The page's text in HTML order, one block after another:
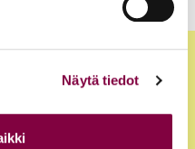
Näytä tiedot